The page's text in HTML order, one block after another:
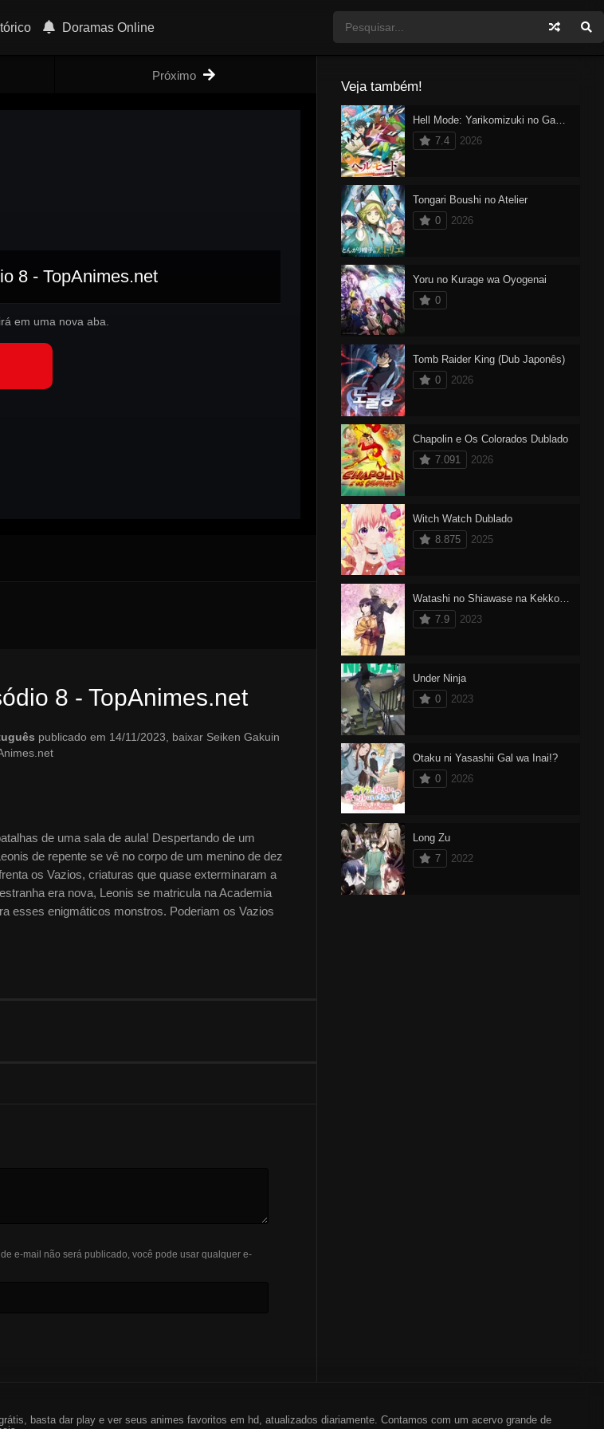
Doramas Online
Próximo
8 - TopAnimes.net
em uma nova aba.
8 - TopAnimes.net
publicado em 14/11/2023, baixar Seiken Gakuin
de uma sala de aula! Despertando de um
de repente se vê no corpo de um menino de dez
os Vazios, criaturas que quase exterminaram a
era nova, Leonis se matricula na Academia
esses enigmáticos monstros. Poderiam os Vazios
e-mail não será publicado, você pode usar qualquer e-
Veja também!
Hell Mode: Yarikomizuki no Gamer wa Hai Settei no Isekai de Musou suru 2
7.4
2026
Tongari Boushi no Atelier
0
2026
Yoru no Kurage wa Oyogenai
0
Tomb Raider King (Dub Japonês)
0
2026
Chapolin e Os Colorados Dublado
7.091
2026
Witch Watch Dublado
8.875
2025
Watashi no Shiawase na Kekkon Dublado
7.9
2023
Under Ninja
0
2023
Otaku ni Yasashii Gal wa Inai!?
0
2026
Long Zu
7
2022
basta dar play e ver seus animes favoritos em hd, atualizados diariamente. Contamos com um acervo grande de